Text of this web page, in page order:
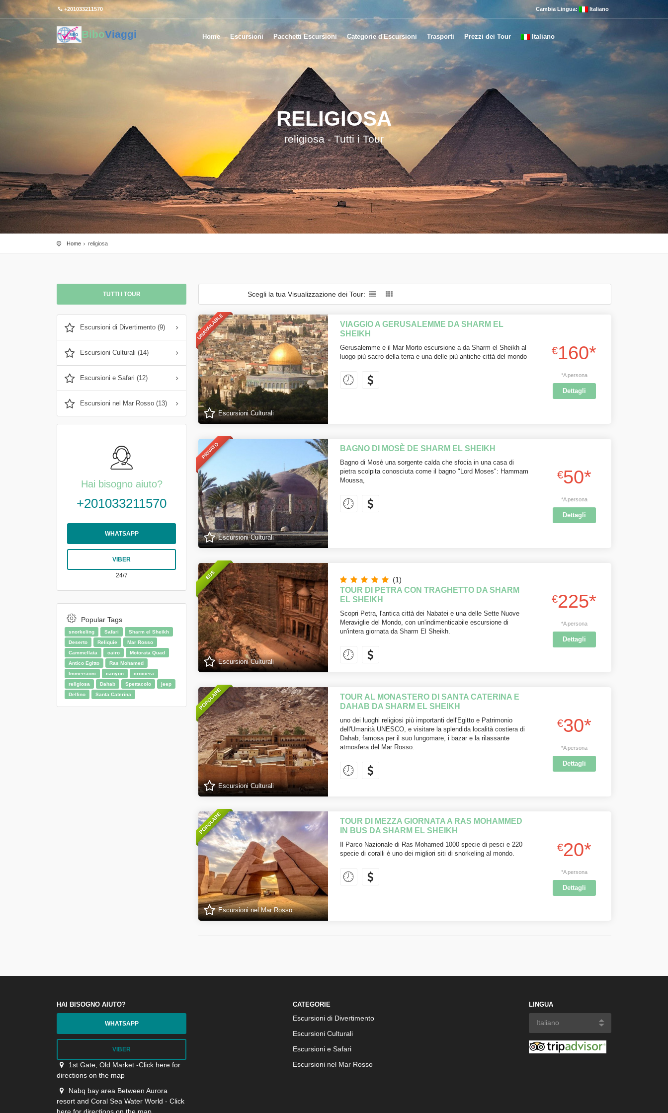
+201033211570 Cambia Lingua: Italiano
BiboViaggi Home Escursioni Pacchetti Escursioni Categorie d'Escursioni Trasporti Prezzi dei Tour Italiano
RELIGIOSA
religiosa - Tutti i Tour
Home religiosa
TUTTI I TOUR
Escursioni di Divertimento (9)
Escursioni Culturali (14)
Escursioni e Safari (12)
Escursioni nel Mar Rosso (13)
Hai bisogno aiuto?
+201033211570
WHATSAPP
VIBER
24/7
Popular Tags
snorkeling Safari
Sharm el Sheikh
Deserto
Reliquie
Mar Rosso
Cammellata
cairo
Motorata Quad
Antico Egitto
Ras Mohamed
Immersioni
canyon
crociera
religiosa
Dahab Spettacolo
jeep
Delfino
Santa Caterina
Scegli la tua Visualizzazione dei Tour:
UNAVAILABLE
Escursioni Culturali
VIAGGIO A GERUSALEMME DA SHARM EL
SHEIKH
Gerusalemme e il Mar Morto escursione a da Sharm el Sheikh al
luogo più sacro della terra e una delle più antiche città del mondo
€160*
*A persona
Dettagli
PRIVATO
Escursioni Culturali
BAGNO DI MOSÈ DE SHARM EL SHEIKH
Bagno di Mosè una sorgente calda che sfocia in una casa di
pietra scolpita conosciuta come il bagno "Lord Moses": Hammam
Moussa,
€50*
*A persona
Dettagli
BUS
Escursioni Culturali
(1)
TOUR DI PETRA CON TRAGHETTO DA SHARM
EL SHEIKH
Scopri Petra, l'antica città dei Nabatei e una delle Sette Nuove
Meraviglie del Mondo, con un'indimenticabile escursione di
un'intera giornata da Sharm El Sheikh.
€225*
*A persona
Dettagli
POPOLARE
Escursioni Culturali
TOUR AL MONASTERO DI SANTA CATERINA E
DAHAB DA SHARM EL SHEIKH
uno dei luoghi religiosi più importanti dell'Egitto e Patrimonio
dell'Umanità UNESCO, e visitare la splendida località costiera di
Dahab, famosa per il suo lungomare, i bazar e la rilassante
atmosfera del Mar Rosso.
€30*
*A persona
Dettagli
POPOLARE
Escursioni nel Mar Rosso
TOUR DI MEZZA GIORNATA A RAS MOHAMMED
IN BUS DA SHARM EL SHEIKH
Il Parco Nazionale di Ras Mohamed 1000 specie di pesci e 220
specie di coralli è uno dei migliori siti di snorkeling al mondo.
€20*
*A persona
Dettagli
HAI BISOGNO AIUTO?
WHATSAPP
VIBER
1st Gate, Old Market -Click here for
directions on the map
Nabq bay area Between Aurora
resort and Coral Sea Water World - Click
CATEGORIE
Escursioni di Divertimento
Escursioni Culturali
Escursioni e Safari
Escursioni nel Mar Rosso
LINGUA